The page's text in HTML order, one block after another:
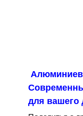
для вашего